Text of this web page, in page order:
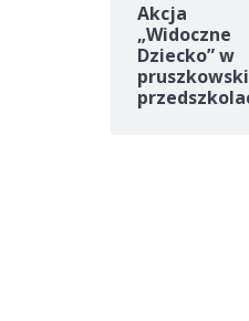
Akcja
„Widoczne
Dziecko” w